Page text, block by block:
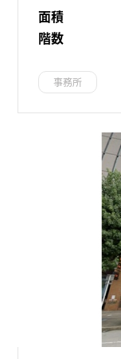
面積
階数
事務所